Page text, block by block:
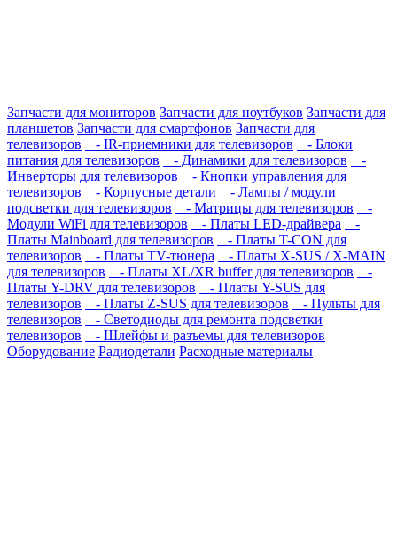
Запчасти для мониторов Запчасти для ноутбуков Запчасти для
планшетов Запчасти для смартфонов Запчасти для
телевизоров
- IR-приемники для телевизоров
- Блоки
питания для телевизоров
- Динамики для телевизоров
-
Инверторы для телевизоров
- Кнопки управления для
телевизоров
- Корпусные детали
- Лампы / модули
подсветки для телевизоров
- Матрицы для телевизоров
-
Модули WiFi для телевизоров
- Платы LED-драйвера
-
Платы Mainboard для телевизоров
- Платы T-CON для
телевизоров
- Платы TV-тюнера
- Платы X-SUS / X-MAIN
для телевизоров
- Платы XL/XR buffer для телевизоров
-
Платы Y-DRV для телевизоров
- Платы Y-SUS для
телевизоров
- Платы Z-SUS для телевизоров
- Пульты для
телевизоров
- Светодиоды для ремонта подсветки
телевизоров
- Шлейфы и разъемы для телевизоров
Оборудование Радиодетали Расходные материалы